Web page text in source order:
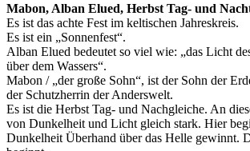
Mabon, Alban Elued, Herbst Tag- und
Es ist das achte Fest im keltischen Jahreskreis.
Es ist ein „Sonnenfest“.
Alban Elued bedeutet so viel wie: „das Licht
über dem Wassers“.
Mabon / „der große Sohn“, ist der Sohn der
der Schutzherrin der Anderswelt.
Es ist die Herbst Tag- und Nachgleiche. An
von Dunkelheit und Licht gleich stark. Hier
Dunkelheit Überhand über das Helle gewinnt.